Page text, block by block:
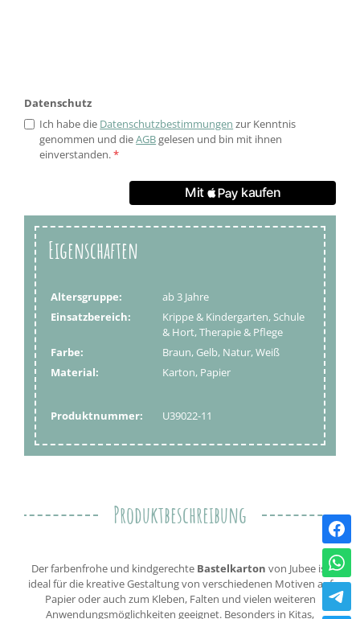
Datenschutz
Ich habe die Datenschutzbestimmungen zur Kenntnis
genommen und dieAGBgelesen und bin mit ihnen
einverstanden.*
Eigenschaften
Altersgruppe:
ab 3 Jahre
Einsatzbereich:
Krippe & Kindergarten, Schule
& Hort, Therapie & Pflege
Farbe:
Braun, Gelb, Natur, Weiß
Material:
Karton, Papier
Produktnummer: U39022-11
Produktbeschreibung
Der farbenfrohe und kindgerechte Bastelkarton von Jubee ist
ideal für die kreative Gestaltung von verschiedenen Motiven auf
Papier oder auch zum Kleben, Falten und vielen weiteren
Anwendungsmöglichkeiten geeignet. Besonders in Kitas,